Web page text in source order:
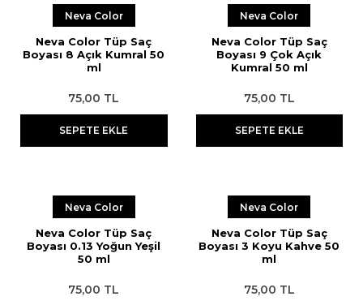
Neva Color
Neva Color Tüp Saç
Boyası 8 Açık Kumral 50
ml
75,00 TL
SEPETE EKLE
Neva Color
Neva Color Tüp Saç
Boyası 9 Çok Açık
Kumral 50 ml
75,00 TL
SEPETE EKLE
Neva Color
Neva Color Tüp Saç
Boyası 0.13 Yoğun Yeşil
50 ml
75,00 TL
Neva Color
Neva Color Tüp Saç
Boyası 3 Koyu Kahve 50
ml
75,00 TL